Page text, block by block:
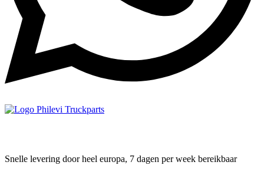
Snelle levering door heel europa, 7 dagen per week bereikbaar